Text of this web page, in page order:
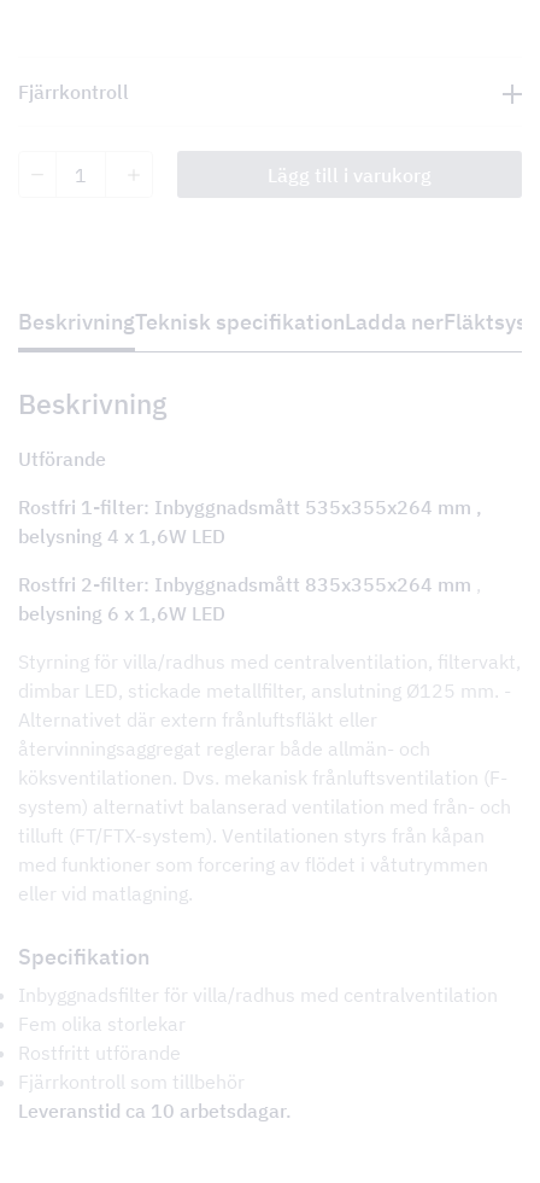
Fjärrkontroll
Damper
våtrumsventilation
mängd
Lägg till i varukorg
BeskrivningTeknisk specifikationLadda ner
Beskrivning
Utförande
Rostfri 1-filter: Inbyggnadsmått 535x355x264 mm ,
belysning 4 x 1,6W LED
Rostfri 2-filter: Inbyggnadsmått 835x355x264 mm ,
belysning 6 x 1,6W LED
Styrning för villa/radhus med centralventilation, filtervakt,
dimbar LED, stickade metallfilter, anslutning Ø125 mm. -
Alternativet där extern frånluftsfläkt eller
återvinningsaggregat reglerar både allmän- och
köksventilationen. Dvs. mekanisk frånluftsventilation (F-
system) alternativt balanserad ventilation med från- och
tilluft (FT/FTX-system). Ventilationen styrs från kåpan
med funktioner som forcering av flödet i våtutrymmen
eller vid matlagning.
Specifikation
Inbyggnadsfilter för villa/radhus med centralventilation
Fem olika storlekar
Rostfritt utförande
Fjärrkontroll som tillbehör
Leveranstid ca 10 arbetsdagar.